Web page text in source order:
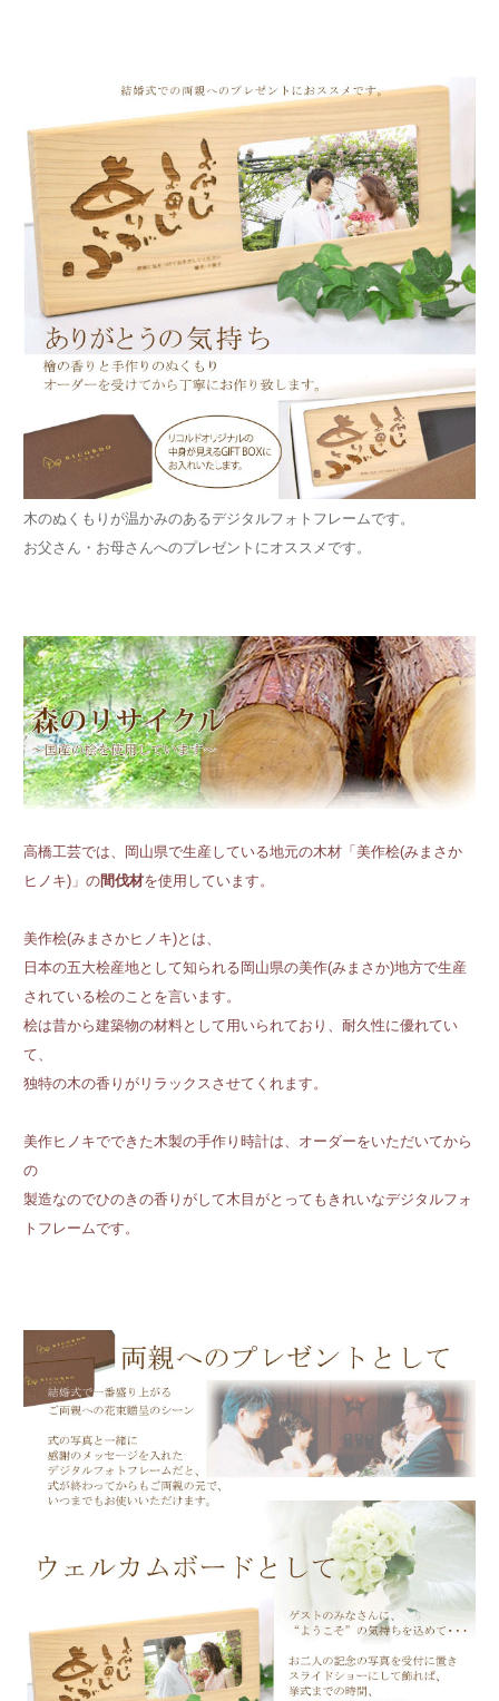
木のぬくもりが温かみのあるデジタルフォトフレームです。
お父さん・お母さんへのプレゼントにオススメです。
高橋工芸では、岡山県で生産している地元の木材「美作桧(みまさか
ヒノキ)」の間伐材を使用しています。
美作桧(みまさかヒノキ)とは、
日本の五大桧産地として知られる岡山県の美作(みまさか)地方で生産
されている桧のことを言います。
桧は昔から建築物の材料として用いられており、耐久性に優れてい
て、
独特の木の香りがリラックスさせてくれます。
美作ヒノキでできた木製の手作り時計は、オーダーをいただいてから
の
製造なのでひのきの香りがして木目がとってもきれいなデジタルフォ
トフレームです。